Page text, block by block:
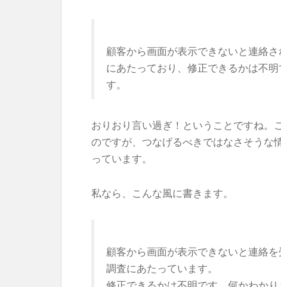
顧客から画面が表示できないと連絡
にあたっており、修正できるかは不
す。
おりおり言い過ぎ！ということですね。
のですが、つなげるべきではなさそうな
っています。
私なら、こんな風に書きます。
顧客から画面が表示できないと連絡
調査にあたっています。